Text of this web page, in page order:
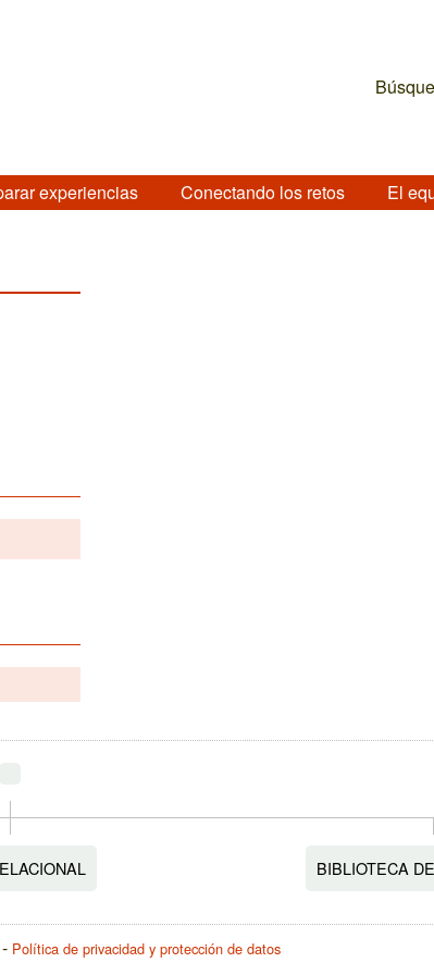
experiencias Conectando los retos El
BIBLIOTECA
Política de privacidad y protección de datos